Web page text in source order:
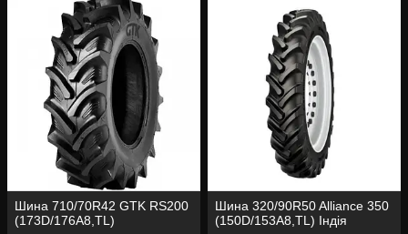
Шина 710/70R42 GTK RS200
(173D/176A8,TL)
Шина 320/90R50 Alliance 350
(150D/153A8,TL) Індія